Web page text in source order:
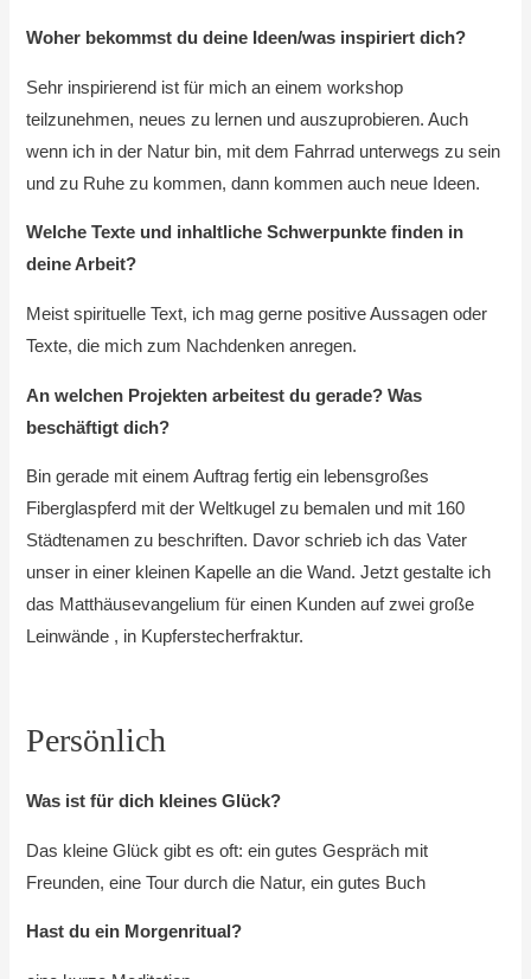
Woher bekommst du deine Ideen/was inspiriert dich?
Sehr inspirierend ist für mich an einem workshop
teilzunehmen, neues zu lernen und auszuprobieren. Auch
wenn ich in der Natur bin, mit dem Fahrrad unterwegs zu sein
und zu Ruhe zu kommen, dann kommen auch neue Ideen.
Welche Texte und inhaltliche Schwerpunkte finden in
deine Arbeit?
Meist spirituelle Text, ich mag gerne positive Aussagen oder
Texte, die mich zum Nachdenken anregen.
An welchen Projekten arbeitest du gerade? Was
beschäftigt dich?
Bin gerade mit einem Auftrag fertig ein lebensgroßes
Fiberglaspferd mit der Weltkugel zu bemalen und mit 160
Städtenamen zu beschriften. Davor schrieb ich das Vater
unser in einer kleinen Kapelle an die Wand. Jetzt gestalte ich
das Matthäusevangelium für einen Kunden auf zwei große
Leinwände , in Kupferstecherfraktur.
Persönlich
Was ist für dich kleines Glück?
Das kleine Glück gibt es oft: ein gutes Gespräch mit
Freunden, eine Tour durch die Natur, ein gutes Buch
Hast du ein Morgenritual?